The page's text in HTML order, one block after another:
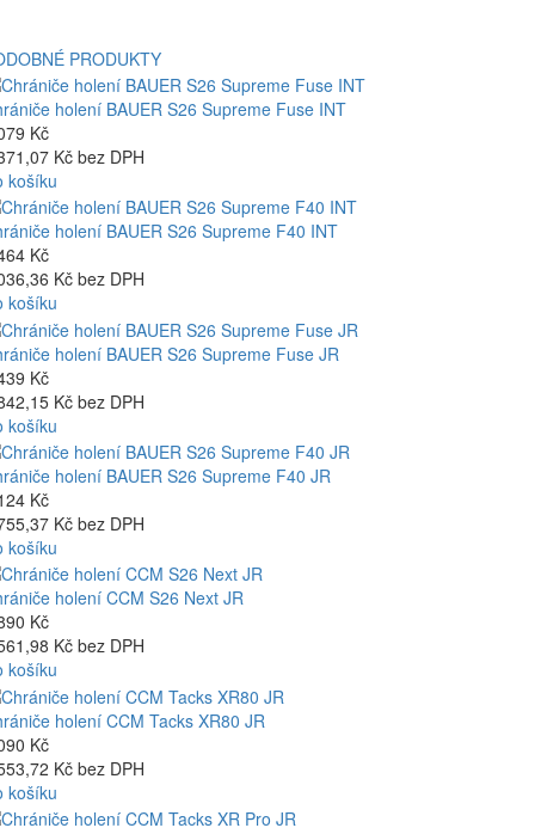
PRODUKTY
holení BAUER S26 Supreme Fuse INT
Kč
Kč bez DPH
košíku
holení BAUER S26 Supreme F40 INT
Kč
Kč bez DPH
košíku
holení BAUER S26 Supreme Fuse JR
Kč
Kč bez DPH
košíku
holení BAUER S26 Supreme F40 JR
Kč
Kč bez DPH
košíku
holení CCM S26 Next JR
Kč
Kč bez DPH
košíku
holení CCM Tacks XR80 JR
Kč
Kč bez DPH
košíku